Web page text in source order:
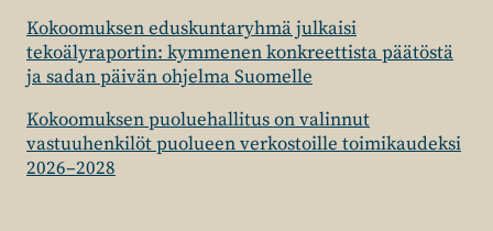
Kokoomuksen eduskuntaryhmä julkaisi
tekoälyraportin: kymmenen konkreettista päätöstä
ja sadan päivän ohjelma Suomelle
Kokoomuksen puoluehallitus on valinnut
vastuuhenkilöt puolueen verkostoille toimikaudeksi
2026–2028